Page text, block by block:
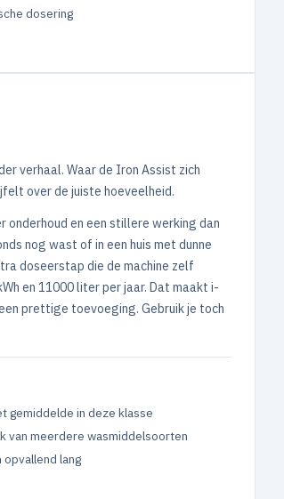
dosering
verhaal. Waar de Iron Assist zich
over de juiste hoeveelheid.
en een stillere werking dan
nog wast of in een huis met dunne
doseerstap die de machine zelf
en 11000 liter per jaar. Dat maakt i-
prettige toevoeging. Gebruik je toch
gemiddelde in deze klasse
van meerdere wasmiddelsoorten
opvallend lang